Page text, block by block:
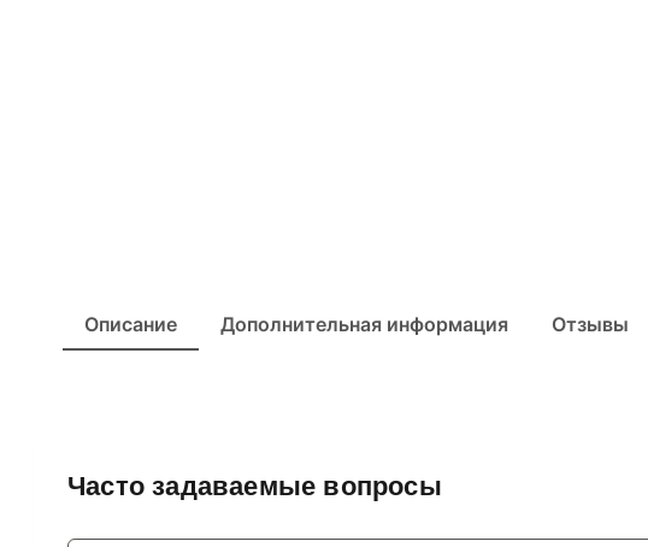
Описание Дополнительная информация Отзывы
Часто задаваемые вопросы